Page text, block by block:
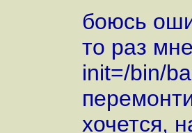
боюсь
то раз
init=/bin/
хочется,